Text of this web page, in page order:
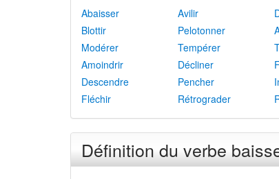
Abaisser
Avilir
Blottir
Pelotonner
Modérer
Tempérer
Amoindrir
Décliner
Descendre
Pencher
Fléchir
Rétrograder
Définition du verbe